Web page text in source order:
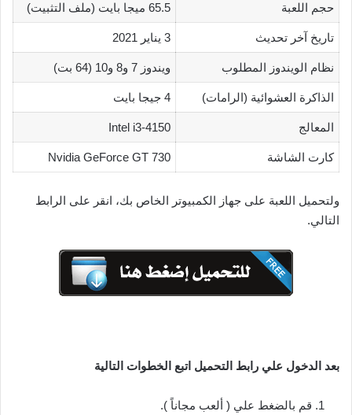
حجم اللعبة 65.5 ميجا بايت (ملف التثبيت)
تاريخ آخر تحديث 3 يناير 2021
نظام الويندوز المطلوب ويندوز 7 و8 و10 (64 بت)
الذاكرة العشوائية (الرامات) 4 جيجا بايت
المعالج Intel i3-4150
كارت الشاشة Nvidia GeForce GT 730
ولتحميل اللعبة على جهاز الكمبيوتر الخاص بك، انقر على الرابط
التالي.
بعد الدخول علي رابط التحميل اتبع الخطوات التالية
قم بالضغط علي ( ألعب مجاناً ).